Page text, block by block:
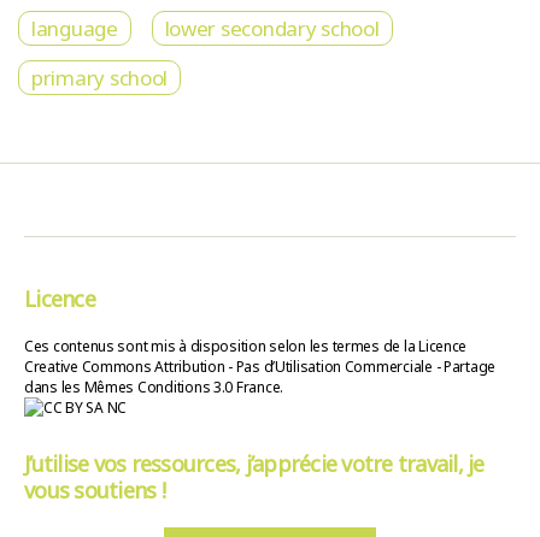
language
lower secondary school
primary school
Licence
Ces contenus sont mis à disposition selon les termes de la Licence
Creative Commons Attribution - Pas d’Utilisation Commerciale - Partage
dans les Mêmes Conditions 3.0 France.
J’utilise vos ressources, j’apprécie votre travail, je
vous soutiens !